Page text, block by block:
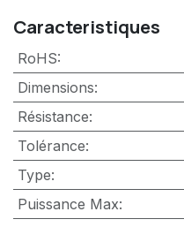
Caracteristiques
RoHS:
Dimensions:
Résistance:
Tolérance:
Type:
Puissance Max: